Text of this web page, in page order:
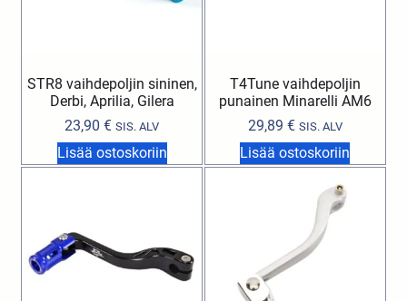
STR8 vaihdepoljin sininen,
Derbi, Aprilia, Gilera
23,90€ SIS. ALV
Lisää ostoskoriin
T4Tune vaihdepoljin
punainen Minarelli AM6
29,89 € SIS. ALV
Lisää ostoskoriin